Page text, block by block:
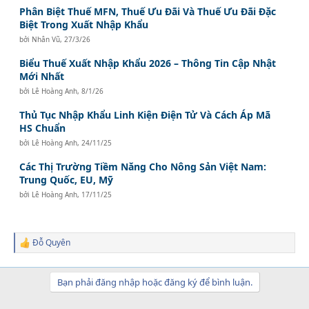
Phân Biệt Thuế MFN, Thuế Ưu Đãi Và Thuế Ưu Đãi Đặc
Biệt Trong Xuất Nhập Khẩu
bởi Nhân Vũ,27/3/26
Biểu Thuế Xuất Nhập Khẩu 2026 – Thông Tin Cập Nhật
Mới Nhất
bởi Lê Hoàng Anh,8/1/26
Thủ Tục Nhập Khẩu Linh Kiện Điện Tử Và Cách Áp Mã
HS Chuẩn
bởi Lê Hoàng Anh,24/11/25
Các Thị Trường Tiềm Năng Cho Nông Sản Việt Nam:
Trung Quốc, EU, Mỹ
bởi Lê Hoàng Anh, 17/11/25
R
a
Đỗ Quyên
Bạn phải đăng nhập hoặc đăng ký để bình luận.